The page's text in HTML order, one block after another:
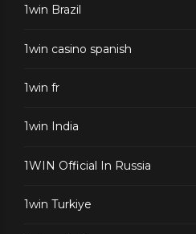
1win Brazil
1win casino spanish
1win fr
1win India
1WIN Official In Russia
1win Turkiye